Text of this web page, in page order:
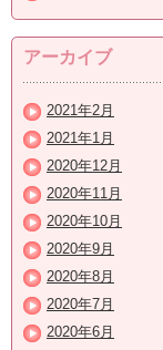
アーカイブ
2021年2月
2021年1月
2020年12月
2020年11月
2020年10月
2020年9月
2020年8月
2020年7月
2020年6月